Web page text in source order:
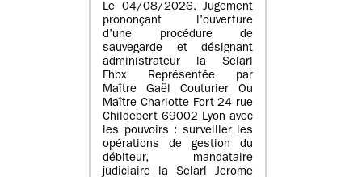
Le 04/08/2026. Jugement
prononçant l’ouverture
d’une procédure de
sauvegarde et désignant
administrateur la Selarl
Fhbx Représentée par
Maître Gaël Couturier Ou
Maître Charlotte Fort 24 rue
Childebert 69002 Lyon avec
les pouvoirs : surveiller les
opérations de gestion du
débiteur, mandataire
judiciaire la Selarl Jerome